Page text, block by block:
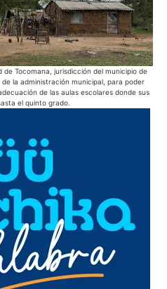
Tocomana, jurisdicción del municipio de
la administración municipal, para poder
de las aulas escolares donde sus
el quinto grado.